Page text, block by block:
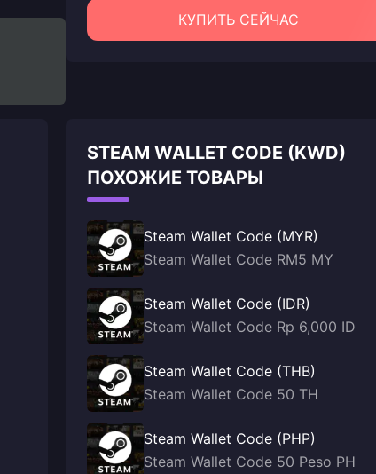
КУПИТЬ СЕЙЧАС
STEAM WALLET CODE (KWD)
ПОХОЖИЕ ТОВАРЫ
Steam Wallet Code (MYR)
Steam Wallet Code RM5 MY
Steam Wallet Code (IDR)
Steam Wallet Code Rp 6,000 ID
Steam Wallet Code (THB)
Steam Wallet Code 50 TH
Steam Wallet Code (PHP)
Steam Wallet Code 50 Peso PH